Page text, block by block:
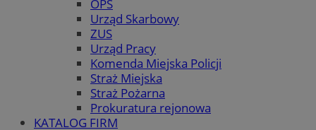
OPS
Urząd Skarbowy
ZUS
Urząd Pracy
Komenda Miejska Policji
Straż Miejska
Straż Pożarna
Prokuratura rejonowa
KATALOG FIRM